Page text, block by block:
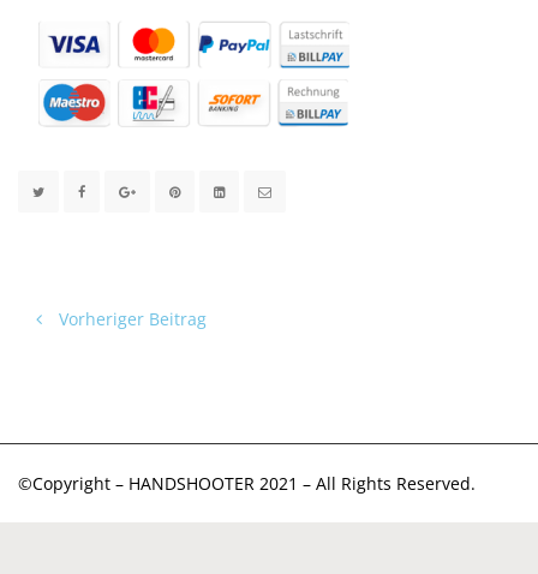
Vorheriger Beitrag
©Copyright – HANDSHOOTER 2021 – All Rights Reserved.